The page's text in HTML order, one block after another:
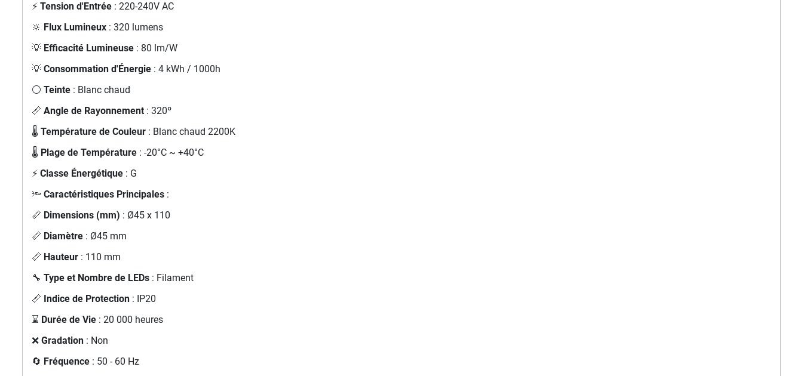
⚡ Tension d'Entrée: 220-240V AC
🔆 Flux Lumineux: 320 lumens
💡 Efficacité Lumineuse: 80 lm/W
💡 Consommation d'Énergie: 4 kWh / 1000h
⚪ Teinte: Blanc chaud
📏 Angle de Rayonnement: 320º
🌡️ Température de Couleur: Blanc chaud 2200K
🌡️ Plage de Température: -20°C ~ +40°C
⚡ Classe Énergétique: G
🔦 Caractéristiques Principales:
📏 Dimensions (mm) : Ø45 x 110
📏 Diamètre: Ø45 mm
📏 Hauteur: 110 mm
🔧 Type et Nombre de LEDs: Filament
📏 Indice de Protection: IP20
⌛ Durée de Vie: 20 000 heures
❌ Gradation: Non
🔄 Fréquence: 50 - 60 Hz